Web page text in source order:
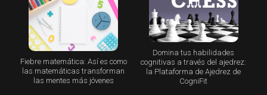
Fiebre matemática: Así es como
las matemáticas transforman
las mentes más jóvenes
Domina tus habilidades
cognitivas a través del ajedrez:
la Plataforma de Ajedrez de
CogniFit